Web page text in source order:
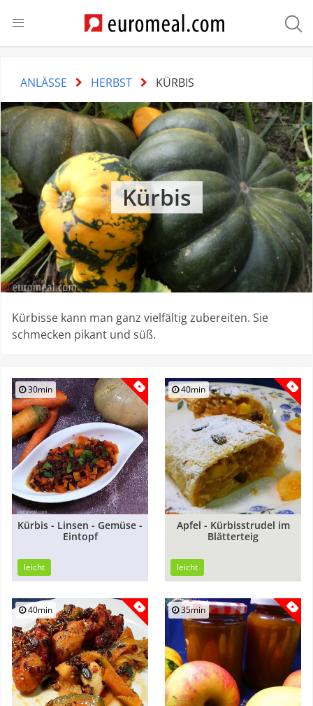
ANLÄSSE HERBST KÜRBIS
Kürbis
Kürbisse kann man ganz vielfältig zubereiten. Sie
schmecken pikant und süß.
30min
Kürbis - Linsen - Gemüse -
Eintopf
leicht
40min
Apfel - Kürbisstrudel im
Blätterteig
leicht
40min 35min